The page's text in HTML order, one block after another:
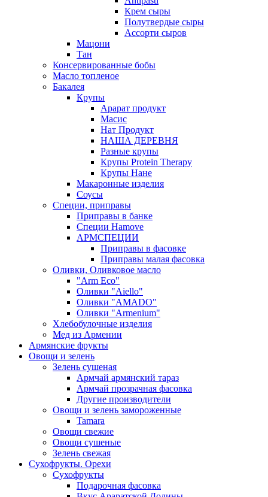
Крем сыры
Полутвердые сыры
Ассорти сыров
Мацони
Тан
Консервированные бобы
Масло топленое
Бакалея
Крупы
Арарат продукт
Масис
Нат Продукт
НАША ДЕРЕВНЯ
Разные крупы
Крупы Protein Therapy
Крупы Нане
Макаронные изделия
Соусы
Специи, приправы
Приправы в банке
Специи Hamove
АРМСПЕЦИИ
Приправы в фасовке
Приправы малая фасовка
Оливки, Оливковое масло
"Arm Eco"
Оливки "Aiello"
Оливки "AMADO"
Оливки "Armenium"
Хлебобулочные изделия
Мед из Армении
Армянские фрукты
Овощи и зелень
Зелень сушеная
Армчай армянский тараз
Армчай прозрачная фасовка
Другие производители
Овощи и зелень замороженные
Tamara
Овощи свежие
Овощи сушеные
Зелень свежая
Сухофрукты. Орехи
Сухофрукты
Подарочная фасовка